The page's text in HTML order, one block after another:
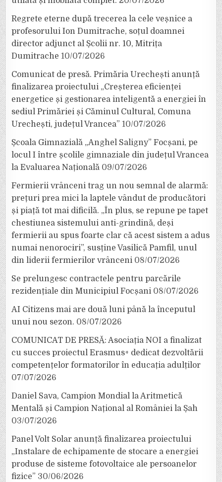
Regrete eterne după trecerea la cele veșnice a
profesorului Ion Dumitrache, soțul doamnei
director adjunct al Școlii nr. 10, Mitrița
Dumitrache 10/07/2026
Comunicat de presă. Primăria Urechești anunță
finalizarea proiectului „Creșterea eficienței
energetice și gestionarea inteligentă a energiei în
sediul Primăriei și Căminul Cultural, Comuna
Urechești, județul Vrancea” 10/07/2026
Școala Gimnazială „Anghel Saligny” Focșani, pe
locul I între școlile gimnaziale din județul Vrancea
la Evaluarea Națională 09/07/2026
Fermierii vrânceni trag un nou semnal de alarmă:
prețuri prea mici la laptele vândut de producători
și piață tot mai dificilă. „În plus, se repune pe tapet
chestiunea sistemului anti-grindină, deși
fermierii au spus foarte clar că acest sistem a adus
numai nenorociri”, susține Vasilică Pamfil, unul
din liderii fermierilor vrânceni 08/07/2026
Se prelungesc contractele pentru parcările
rezidențiale din Municipiul Focșani 08/07/2026
AI Citizens mai are două luni până la începutul
unui nou sezon. 08/07/2026
COMUNICAT DE PRESĂ: Asociația NOI a finalizat
cu succes proiectul Erasmus+ dedicat dezvoltării
competențelor formatorilor în educația adulților
07/07/2026
Daniel Sava, Campion Mondial la Aritmetică
Mentală și Campion Național al României la Șah
03/07/2026
Panel Volt Solar anunță finalizarea proiectului
„Instalare de echipamente de stocare a energiei
produse de sisteme fotovoltaice ale persoanelor
fizice” 30/06/2026